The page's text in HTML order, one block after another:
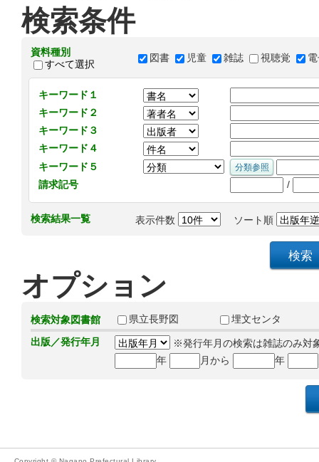
検索条件
資料種別
すべて選択
図書 児童 雑誌 視聴覚
キーワード１
キーワード２
キーワード３
キーワード４
キーワード５
請求記号
/
検索結果一覧 表示件数 ソート順
オプション
検索対象図書館 県立長野図
埋文センタ
出版／発行年月
※発行年月の検索は雑誌のみ対
年
月から 年